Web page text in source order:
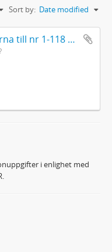
Sort by: Date modified
Koralbok: Melodierna till nr 1-118 uti Gamla Psalmboken, enstämmigt satta
i enlighet med